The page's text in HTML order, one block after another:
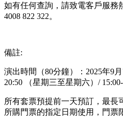
如有任何查詢，請致電客戶服務
4008 822 322。
備註:
演出時間（80分鐘）：2025年9
20:50 （星期三至星期六）/
所有套票預提前一天預訂，最長
所購門票的指定日期使用，門票